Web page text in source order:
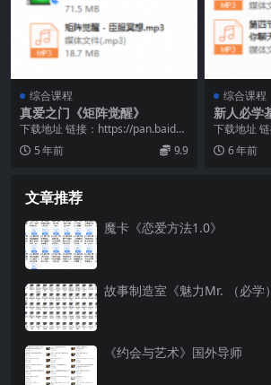
综合课程
真爱之门《矩阵觉醒》
下载地址 链接：https://pan.baidu.
com/s/1Hd9X9N8...
5 年前 9.9
综合课程
新人必学
下载地址
com/s/
6 年前
文章推荐
魔卡《恋爱方法1.0》
故事制造室《魅力Mr. （必学
《约会与艺术》国外导师